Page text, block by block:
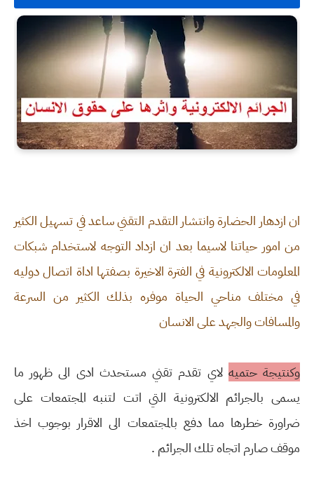
ان ازدهار الحضارة وانتشار التقدم التقني ساعد في تسهيل الكثير
من امور حياتنا لاسيما بعد ان ازداد التوجه لاستخدام شبكات
المعلومات الالكترونية في الفترة الاخيرة بصفتها اداة اتصال دوليه
في مختلف مناحي الحياة موفره بذلك الكثير من السرعة
والمسافات والجهد على الانسان
وكنتيجة حتميه لاي تقدم تقني مستحدث ادى الى ظهور ما
يسمى بالجرائم الالكترونية التي اتت لتنبه المجتمعات على
ضراورة خطرها مما دفع بالمجتمعات الى الاقرار بوجوب اخذ
موقف صارم اتجاه تلك الجرائم .